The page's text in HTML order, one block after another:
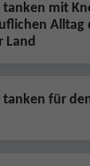
mit
Alltag
Land
für